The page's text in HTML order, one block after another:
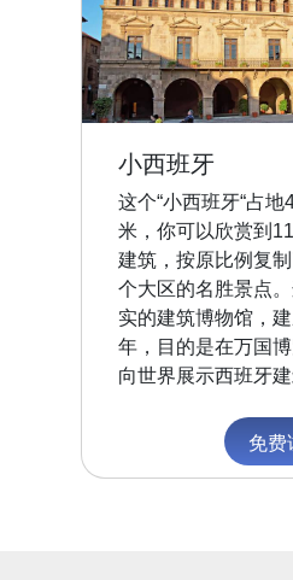
小西班牙
这个“小西班牙“占
米，你可以欣赏到
建筑，按原比例复
个大区的名胜景点
实的建筑博物馆，
年，目的是在万国博
向世界展示西班牙
免费